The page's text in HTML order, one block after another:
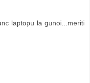
laptopu la gunoi...meriti